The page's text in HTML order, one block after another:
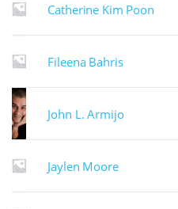
Catherine Kim Poon
Fileena Bahris
John L. Armijo
Jaylen Moore